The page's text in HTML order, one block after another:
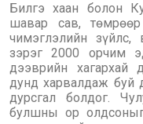
Билгэ хаан болон
шавар сав,
чимэглэлийн зүйлс,
зэрэг 2000 орчим
дээврийн хагархай
дунд харвалдаж буй
дурсгал болдог.
булшны ор